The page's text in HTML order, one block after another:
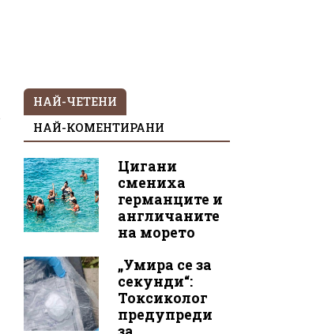
НАЙ-ЧЕТЕНИ
НАЙ-КОМЕНТИРАНИ
Цигани
смениха
германците и
англичаните
на морето
„Умира се за
секунди“:
Токсиколог
предупреди